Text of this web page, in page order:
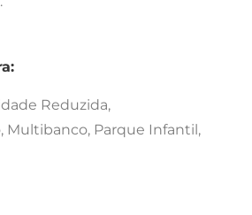
Reduzida,
Multibanco, Parque Infantil,